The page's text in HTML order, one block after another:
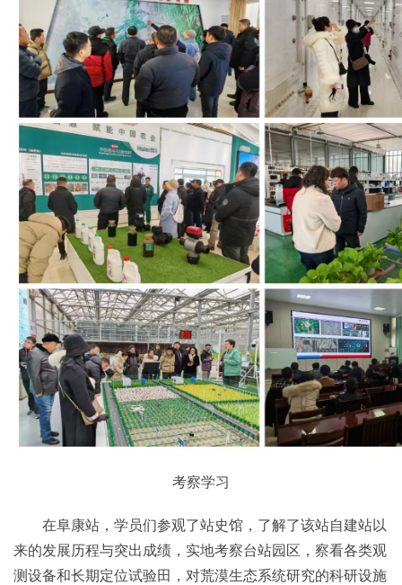
考察学习
在阜康站，学员们参观了站史馆，了解了该站自建站以
来的发展历程与突出成绩，实地考察台站园区，察看各类观
测设备和长期定位试验田，对荒漠生态系统研究的科研设施